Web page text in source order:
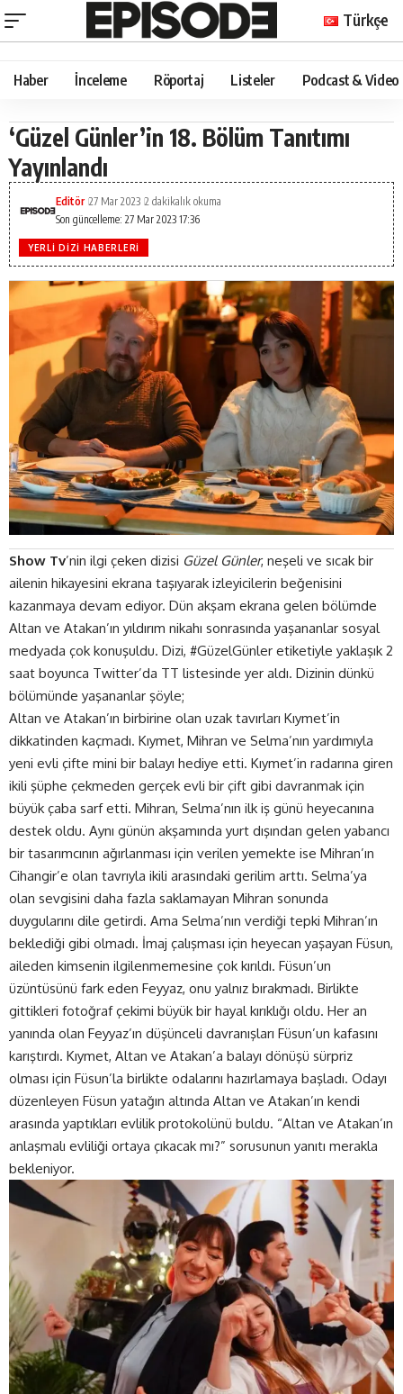
Türkçe
Haber İnceleme Röportaj Listeler Podcast & Video
‘Güzel Günler’in 18. Bölüm Tanıtımı
Yayınlandı
Son güncelleme: 27 Mar 2023 17:36
Editör 27 Mar 2023 2 dakikalık okuma
YERLI DIZI HABERLERI
Show Tv’nin ilgi çeken dizisi Güzel Günler, neşeli ve sıcak bir
ailenin hikayesini ekrana taşıyarak izleyicilerin beğenisini
kazanmaya devam ediyor. Dün akşam ekrana gelen bölümde
Altan ve Atakan’ın yıldırım nikahı sonrasında yaşananlar sosyal
medyada çok konuşuldu. Dizi, #GüzelGünler etiketiyle yaklaşık 2
saat boyunca Twitter’da TT listesinde yer aldı. Dizinin dünkü
bölümünde yaşananlar şöyle;
Altan ve Atakan’ın birbirine olan uzak tavırları Kıymet’in
dikkatinden kaçmadı. Kıymet, Mihran ve Selma’nın yardımıyla
yeni evli çifte mini bir balayı hediye etti. Kıymet’in radarına giren
ikili şüphe çekmeden gerçek evli bir çift gibi davranmak için
büyük çaba sarf etti. Mihran, Selma’nın ilk iş günü heyecanına
destek oldu. Aynı günün akşamında yurt dışından gelen yabancı
bir tasarımcının ağırlanması için verilen yemekte ise Mihran’ın
Cihangir’e olan tavrıyla ikili arasındaki gerilim arttı. Selma’ya
olan sevgisini daha fazla saklamayan Mihran sonunda
duygularını dile getirdi. Ama Selma’nın verdiği tepki Mihran’ın
beklediği gibi olmadı. İmaj çalışması için heyecan yaşayan Füsun,
aileden kimsenin ilgilenmemesine çok kırıldı. Füsun’un
üzüntüsünü fark eden Feyyaz, onu yalnız bırakmadı. Birlikte
gittikleri fotoğraf çekimi büyük bir hayal kırıklığı oldu. Her an
yanında olan Feyyaz’ın düşünceli davranışları Füsun’un kafasını
karıştırdı. Kıymet, Altan ve Atakan’a balayı dönüşü sürpriz
olması için Füsun’la birlikte odalarını hazırlamaya başladı. Odayı
düzenleyen Füsun yatağın altında Altan ve Atakan’ın kendi
arasında yaptıkları evlilik protokolünü buldu. “Altan ve Atakan’ın
anlaşmalı evliliği ortaya çıkacak mı?” sorusunun yanıtı merakla
bekleniyor.